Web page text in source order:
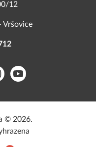
12
Vršovice
YouTube
© 2026.